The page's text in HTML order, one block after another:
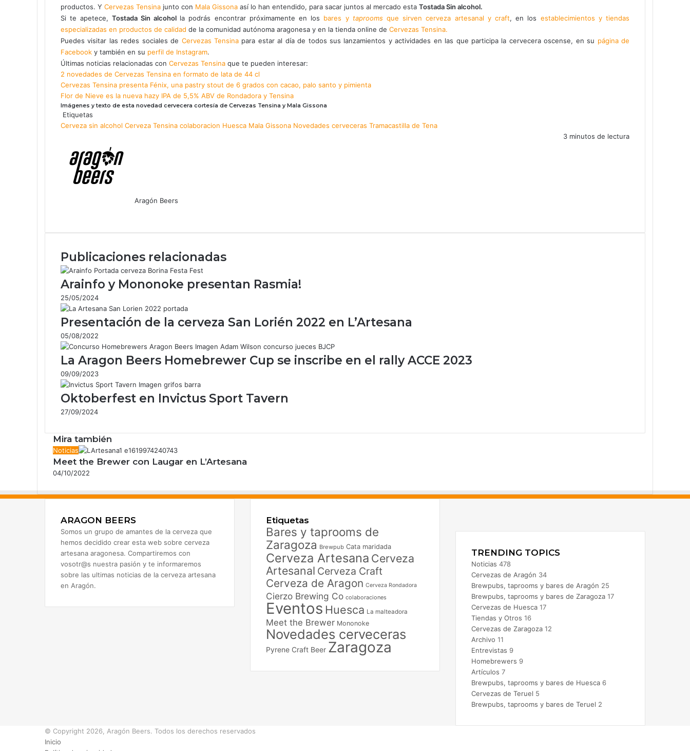
productos. Y Cervezas Tensina junto con Mala Gissona así lo han entendido, para sacar juntos al mercado esta Tostada Sin alcohol.
Si te apetece, Tostada Sin alcohol la podrás encontrar próximamente en los bares y taproomsque sirven cerveza artesanal y craft, en los establecimientos y tiendas
especializadas en productos de calidad de la comunidad autónoma aragonesa y en la tienda online de Cervezas Tensina.
Puedes visitar las redes sociales de Cervezas Tensina para estar al día de todos sus lanzamientos y actividades en las que participa la cervecera oscense, en su página de
Facebook y también en su perfil de Instagram.
Últimas noticias relacionadas con Cervezas Tensina que te pueden interesar:
2 novedades de Cervezas Tensina en formato de lata de 44 cl
Cervezas Tensina presenta Fénix, una pastry stout de 6 grados con cacao, palo santo y pimienta
Flor de Nieve es la nueva hazy IPA de 5,5% ABV de Rondadora y Tensina
Imágenes y texto de esta novedad cervecera cortesía de Cervezas Tensina y Mala Gissona
Etiquetas
Cerveza sin alcohol Cerveza Tensina colaboracion Huesca Mala Gissona Novedades cerveceras Tramacastilla de Tena
Aragón Beers
3 minutos de lectura
c
b
o
o
k
a
s
A
p
p
l
g
m
m
a
i
r
p
o
c
o
r
r
e
o
l
c
t
r
ó
Publicaciones relacionadas
Arainfo y Mononoke presentan Rasmia!
25/05/2024
Presentación de la cerveza San Lorién 2022 en L’Artesana
05/08/2022
La Aragon Beers Homebrewer Cup se inscribe en el rally ACCE 2023
09/09/2023
Oktoberfest en Invictus Sport Tavern
27/09/2024
Mira también
C
e
r
a
Noticias
Meet the Brewer con Laugar en L’Artesana
04/10/2022
ARAGON BEERS
Somos un grupo de amantes de la cerveza que
hemos decidido crear esta web sobre cerveza
artesana aragonesa. Compartiremos con
vosotr@s nuestra pasión y te informaremos
sobre las ultimas noticias de la cerveza artesana
en Aragón.
Etiquetas
Bares y taprooms de
Zaragoza Brewpub Cata maridada
Cerveza Artesana Cerveza
Artesanal Cerveza Craft
Cerveza de Aragon Cerveza Rondadora
Cierzo Brewing Co colaboraciones
Eventos Huesca La malteadora
Meet the Brewer Mononoke
Novedades cerveceras
Pyrene Craft Beer Zaragoza
TRENDING TOPICS
Noticias 478
Cervezas de Aragón 34
Brewpubs, taprooms y bares de Aragón 25
Brewpubs, taprooms y bares de Zaragoza 17
Cervezas de Huesca 17
Tiendas y Otros 16
Cervezas de Zaragoza 12
Archivo 11
Entrevistas 9
Homebrewers 9
Artículos 7
Brewpubs, taprooms y bares de Huesca 6
Cervezas de Teruel 5
Brewpubs, taprooms y bares de Teruel 2
© Copyright 2026, Aragón Beers. Todos los derechos reservados
Inicio